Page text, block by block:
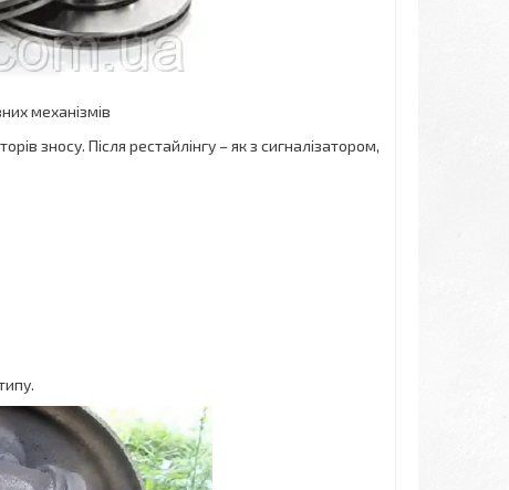
механізмів
зносу. Після рестайлінгу – як з сигналізатором,